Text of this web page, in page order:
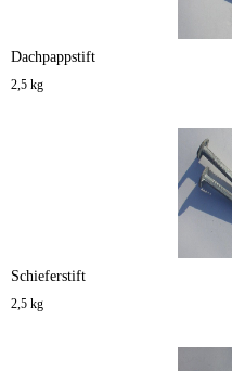
Dachpappstift
2,5 kg
Schieferstift
2,5 kg